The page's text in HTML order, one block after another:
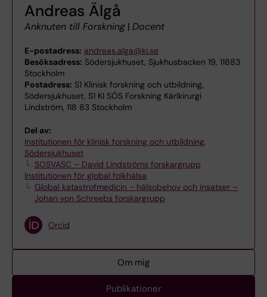
Andreas Älgå
Anknuten till Forskning | Docent
E-postadress: andreas.alga@ki.se
Besöksadress: Södersjukhuset, Sjukhusbacken 19, 11883
Stockholm
Postadress: S1 Klinisk forskning och utbildning,
Södersjukhuset, S1 KI SÖS Forskning Kärlkirurgi
Lindström, 118 83 Stockholm
Del av:
Institutionen för klinisk forskning och utbildning,
Södersjukhuset
SOSVASC – David Lindströms forskargrupp
Institutionen för global folkhälsa
Global katastrofmedicin - hälsobehov och insatser –
Johan von Schreebs forskargrupp
Orcid
Om mig
Publikationer